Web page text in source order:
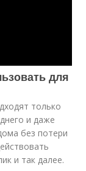
для
только
и даже
без потери
и так далее.